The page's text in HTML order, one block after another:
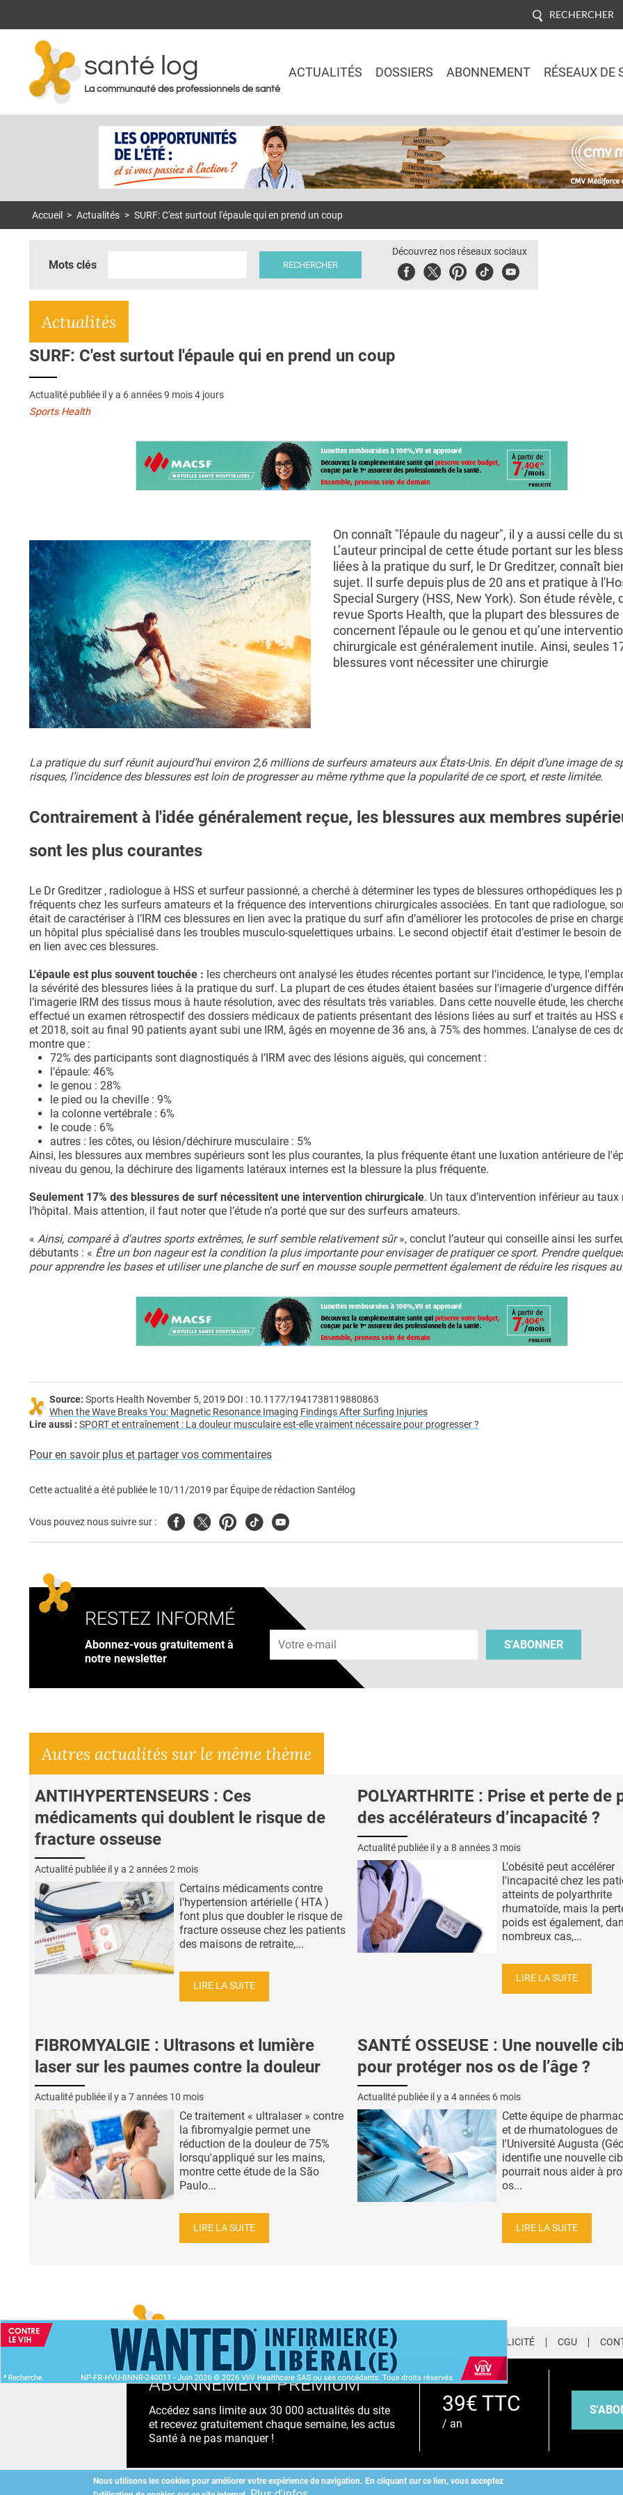
RECHERCHER
santé log
La communauté des professionnels de santé
ACTUALITÉS DOSSIERS ABONNEMENT RÉSEAUX DE
Accueil > Actualités > SURF: C'est surtout l'épaule qui en prend un coup
Mots clés
Découvrez nos réseaux sociaux
FacebookTwitterPinterest
TiktokYoubute
Actualités
SURF: C'est surtout l'épaule qui en prend un coup
Actualité publiée il y a 6 années 9 mois 4 jours
Sports Health
On connaît "l'épaule du nageur", il y a aussi celle du
L’auteur principal de cette étude portant sur les
liées à la pratique du surf, le Dr Greditzer, connaît
sujet. Il surfe depuis plus de 20 ans et pratique à
Special Surgery (HSS, New York). Son étude révèle,
revue Sports Health, que la plupart des blessures de
concernent l'épaule ou le genou et qu’une
chirurgicale est généralement inutile. Ainsi, seules
blessures vont nécessiter une chirurgie
La pratique du surf réunit aujourd’hui environ 2,6 millions de surfeurs amateurs aux États-Unis. En dépit d’une image de
risques, l’incidence des blessures est loin de progresser au même rythme que la popularité de ce sport, et reste limitée.
Contrairement à l'idée généralement reçue, les blessures aux membres
sont les plus courantes
Le Dr Greditzer , radiologue à HSS et surfeur passionné, a cherché à déterminer les types de blessures orthopédiques les
fréquents chez les surfeurs amateurs et la fréquence des interventions chirurgicales associées. En tant que radiologue,
était de caractériser à l’IRM ces blessures en lien avec la pratique du surf afin d’améliorer les protocoles de prise en charge
un hôpital plus spécialisé dans les troubles musculo-squelettiques urbains. Le second objectif était d’estimer le besoin
en lien avec ces blessures.
L'épaule est plus souvent touchée : les chercheurs ont analysé les études récentes portant sur l'incidence, le type,
la sévérité des blessures liées à la pratique du surf. La plupart de ces études étaient basées sur l'imagerie d'urgence
l’imagerie IRM des tissus mous à haute résolution, avec des résultats très variables. Dans cette nouvelle étude, les
effectué un examen rétrospectif des dossiers médicaux de patients présentant des lésions liées au surf et traités au HSS
et 2018, soit au final 90 patients ayant subi une IRM, âgés en moyenne de 36 ans, à 75% des hommes. L’analyse de ces
montre que :
72% des participants sont diagnostiqués à l’IRM avec des lésions aiguës, qui concernent :
l’épaule: 46%
le genou : 28%
le pied ou la cheville : 9%
la colonne vertébrale : 6%
le coude : 6%
autres : les côtes, ou lésion/déchirure musculaire : 5%
Ainsi, les blessures aux membres supérieurs sont les plus courantes, la plus fréquente étant une luxation antérieure de
niveau du genou, la déchirure des ligaments latéraux internes est la blessure la plus fréquente.
Seulement 17% des blessures de surf nécessitent une intervention chirurgicale. Un taux d’intervention inférieur au taux
l’hôpital. Mais attention, il faut noter que l’étude n’a porté que sur des surfeurs amateurs.
« Ainsi, comparé à d'autres sports extrêmes, le surf semble relativement sûr», conclut l’auteur qui conseille ainsi les
débutants : « Être un bon nageur est la condition la plus importante pour envisager de pratiquer ce sport. Prendre
pour apprendre les bases et utiliser une planche de surf en mousse souple permettent également de réduire les risques
Source: Sports Health November 5, 2019 DOI : 10.1177/1941738119880863
When the Wave Breaks You: Magnetic Resonance Imaging Findings After Surfing Injuries
Lire aussi : SPORT et entraînement : La douleur musculaire est-elle vraiment nécessaire pour progresser ?
Pour en savoir plus et partager vos commentaires
Cette actualité a été publiée le 10/11/2019 par Équipe de rédaction Santélog
Vous pouvez nous suivre sur : FacebookTwitterPinterest
TiktokYoutube
RESTEZ INFORMÉ
Abonnez-vous gratuitement à
notre newsletter
Adresse e-mail
S'ABONNER
Autres actualités sur le même thème
ANTIHYPERTENSEURS : Ces
médicaments qui doublent le risque de
fracture osseuse
Actualité publiée il y a 2 années 2 mois
Certains médicaments contre
l'hypertension artérielle ( HTA )
font plus que doubler le risque de
fracture osseuse chez les patients
des maisons de retraite,...
LIRE LA SUITE
POLYARTHRITE : Prise et perte de
des accélérateurs d’incapacité ?
Actualité publiée il y a 8 années 3 mois
L'obésité peut accélérer
l'incapacité chez les
atteints de polyarthrite
rhumatoïde, mais la
poids est également,
nombreux cas,...
LIRE LA SUITE
FIBROMYALGIE : Ultrasons et lumière
laser sur les paumes contre la douleur
Actualité publiée il y a 7 années 10 mois
Ce traitement « ultralaser » contre
la fibromyalgie permet une
réduction de la douleur de 75%
lorsqu'appliqué sur les mains,
montre cette étude de la São
Paulo...
LIRE LA SUITE
SANTÉ OSSEUSE : Une nouvelle
pour protéger nos os de l’âge ?
Actualité publiée il y a 4 années 6 mois
Cette équipe de
et de rhumatologues de
l'Université Augusta
identifie une nouvelle
pourrait nous aider à
os...
LIRE LA SUITE
Nous utilisons les cookies pour améliorer votre expérience de navigation. En cliquant sur ce lien, vous acceptez
ACCUEIL NEWSLETTER QUI SOMMES-NOUS ? PUBLICITÉ CGU
ABONNEMENT PREMIUM
Accédez sans limite aux 30 000 actualités du site
et recevez gratuitement chaque semaine, les actus
Santé à ne pas manquer !
39€ TTC
/ an
Copyright©2026 ALLIEDHEALTH